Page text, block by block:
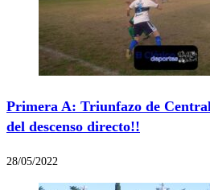
Primera A: Triunfazo de
del descenso directo!!
28/05/2022